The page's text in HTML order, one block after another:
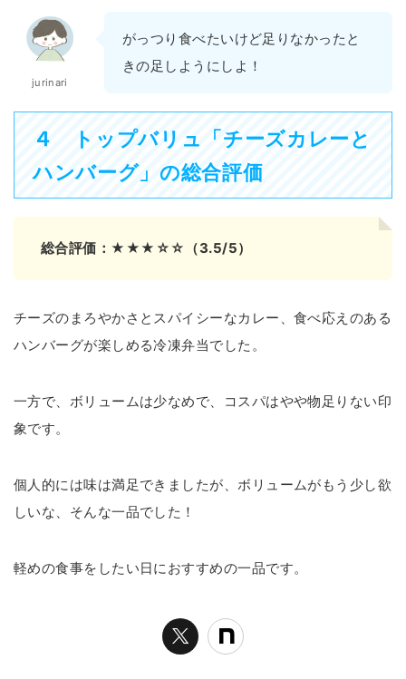
jurinari
がっつり食べたいけど足りなかったと
きの足しようにしよ！
４
トップバリュ「チーズカレーと
ハンバーグ」の総合評価
総合評価：★★★☆☆（3.5/5）
チーズのまろやかさとスパイシーなカレー、食べ応えのある
ハンバーグが楽しめる冷凍弁当でした。
一方で、ボリュームは少なめで、コスパはやや物足りない印
象です。
個人的には味は満足できましたが、ボリュームがもう少し欲
しいな、そんな一品でした！
軽めの食事をしたい日におすすめの一品です。